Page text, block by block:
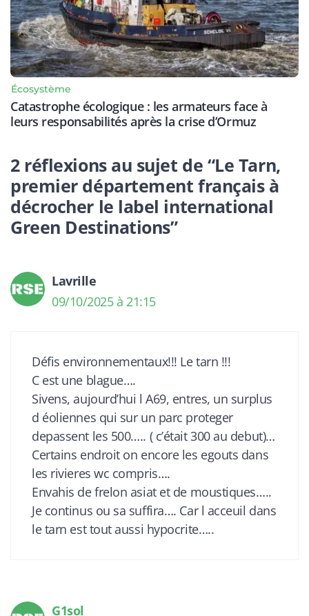
Écosystème
Catastrophe écologique : les armateurs face à
leurs responsabilités après la crise d’Ormuz
2 réflexions au sujet de “Le Tarn,
premier département français à
décrocher le label international
Green Destinations”
Lavrille
09/10/2025 à 21:15
Défis environnementaux!!! Le tarn !!!
C est une blague….
Sivens, aujourd’hui l A69, entres, un surplus
d éoliennes qui sur un parc proteger
depassent les 500….. ( c’était 300 au debut)…
Certains endroit on encore les egouts dans
les rivieres wc compris….
Envahis de frelon asiat et de moustiques…..
Je continus ou sa suffira…. Car l acceuil dans
le tarn est tout aussi hypocrite…..
G1sol